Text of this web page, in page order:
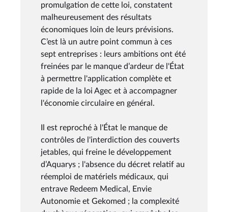
promulgation de cette loi, constatent
malheureusement des résultats
économiques loin de leurs prévisions.
C’est là un autre point commun à ces
sept entreprises : leurs ambitions ont été
freinées par le manque d’ardeur de l'État
à permettre l'application complète et
rapide de la loi Agec et à accompagner
l'économie circulaire en général.
Il est reproché à l'État le manque de
contrôles de l'interdiction des couverts
jetables, qui freine le développement
d’Aquarys ; l'absence du décret relatif au
réemploi de matériels médicaux, qui
entrave Redeem Medical, Envie
Autonomie et Gekomed ; la complexité